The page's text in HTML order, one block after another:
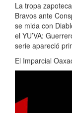
La tropa
Bravos ante
se mida con
el YU’VA:
serie apareció
El Imparcial